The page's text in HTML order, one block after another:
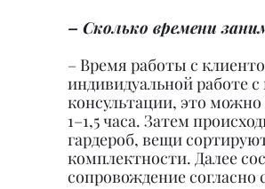
– Сколько времени
– Время работы с
индивидуальной работе
консультации, это
1–1,5 часа. Затем
гардероб, вещи
комплектности. Далее
сопровождение согласно